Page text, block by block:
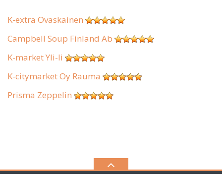
K-extra Ovaskainen
Campbell Soup Finland Ab
K-market Yli-Ii
K-citymarket Oy Rauma
Prisma Zeppelin